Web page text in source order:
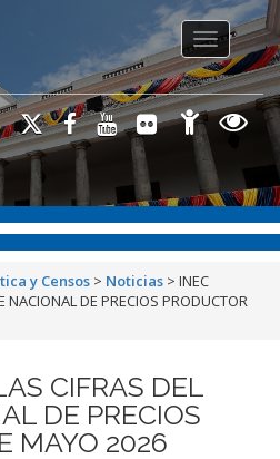
Toggle
y Censos > Noticias > INEC
NACIONAL DE PRECIOS PRODUCTOR
CIFRAS DEL
DE PRECIOS
MAYO 2026